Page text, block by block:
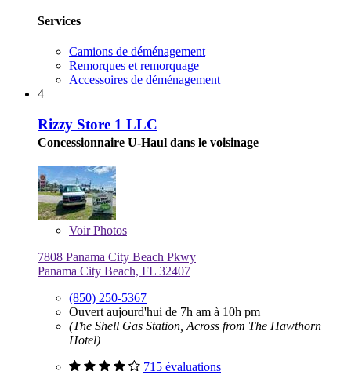
Services
Camions de déménagement
Remorques et remorquage
Accessoires de déménagement
4
Rizzy Store 1 LLC
Concessionnaire U-Haul dans le voisinage
VoirPhotos
7808 Panama City Beach Pkwy
Panama City Beach, FL 32407
(850) 250-5367
Ouvert aujourd'hui de 7h am à 10h pm
(The Shell Gas Station, Across from The Hawthorn
Hotel)
715 évaluations